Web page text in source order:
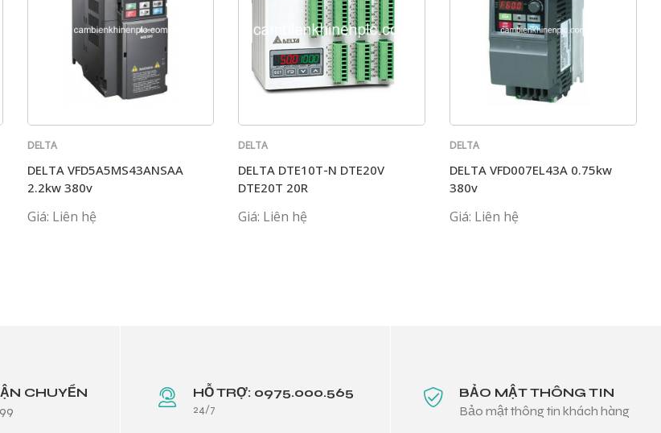
DELTA
DELTA VFD5A5MS43ANSAA
2.2kw 380v
Giá: Liên hệ
DELTA
DELTA DTE10T-N DTE20V
DTE20T 20R
Giá: Liên hệ
DELTA
DELTA VFD007EL43A 0.75kw
380v
Giá: Liên hệ
CHUYỂN
HỖ TRỢ: 0975.000.565
24/7
BẢO MẬT THÔNG TIN
Bảo mật thông tin khách hàng